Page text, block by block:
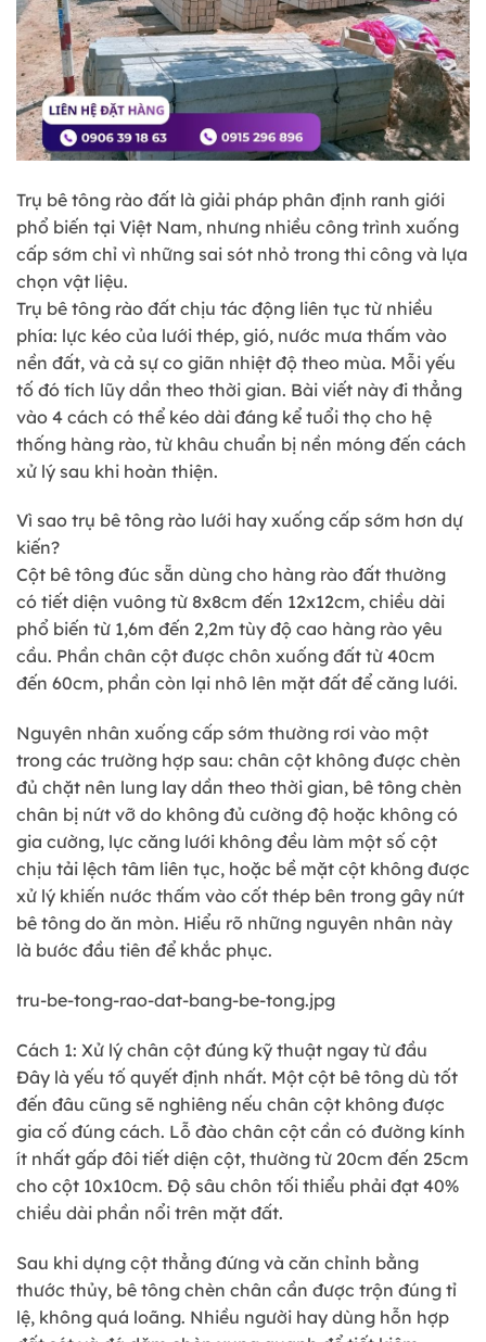
Trụ bê tông rào đất là giải pháp phân định ranh giới
phổ biến tại Việt Nam, nhưng nhiều công trình xuống
cấp sớm chỉ vì những sai sót nhỏ trong thi công và lựa
chọn vật liệu.
Trụ bê tông rào đất chịu tác động liên tục từ nhiều
phía: lực kéo của lưới thép, gió, nước mưa thấm vào
nền đất, và cả sự co giãn nhiệt độ theo mùa. Mỗi yếu
tố đó tích lũy dần theo thời gian. Bài viết này đi thẳng
vào 4 cách có thể kéo dài đáng kể tuổi thọ cho hệ
thống hàng rào, từ khâu chuẩn bị nền móng đến cách
xử lý sau khi hoàn thiện.
Vì sao trụ bê tông rào lưới hay xuống cấp sớm hơn dự
kiến?
Cột bê tông đúc sẵn dùng cho hàng rào đất thường
có tiết diện vuông từ 8x8cm đến 12x12cm, chiều dài
phổ biến từ 1,6m đến 2,2m tùy độ cao hàng rào yêu
cầu. Phần chân cột được chôn xuống đất từ 40cm
đến 60cm, phần còn lại nhô lên mặt đất để căng lưới.
Nguyên nhân xuống cấp sớm thường rơi vào một
trong các trường hợp sau: chân cột không được chèn
đủ chặt nên lung lay dần theo thời gian, bê tông chèn
chân bị nứt vỡ do không đủ cường độ hoặc không có
gia cường, lực căng lưới không đều làm một số cột
chịu tải lệch tâm liên tục, hoặc bề mặt cột không được
xử lý khiến nước thấm vào cốt thép bên trong gây nứt
bê tông do ăn mòn. Hiểu rõ những nguyên nhân này
là bước đầu tiên để khắc phục.
tru-be-tong-rao-dat-bang-be-tong.jpg
Cách 1: Xử lý chân cột đúng kỹ thuật ngay từ đầu
Đây là yếu tố quyết định nhất. Một cột bê tông dù tốt
đến đâu cũng sẽ nghiêng nếu chân cột không được
gia cố đúng cách. Lỗ đào chân cột cần có đường kính
ít nhất gấp đôi tiết diện cột, thường từ 20cm đến 25cm
cho cột 10x10cm. Độ sâu chôn tối thiểu phải đạt 40%
chiều dài phần nổi trên mặt đất.
Sau khi dựng cột thẳng đứng và căn chỉnh bằng
thước thủy, bê tông chèn chân cần được trộn đúng tỉ
lệ, không quá loãng. Nhiều người hay dùng hỗn hợp